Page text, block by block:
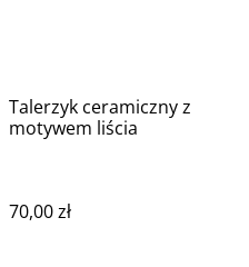
Talerzyk ceramiczny z
motywem liścia
70,00 zł